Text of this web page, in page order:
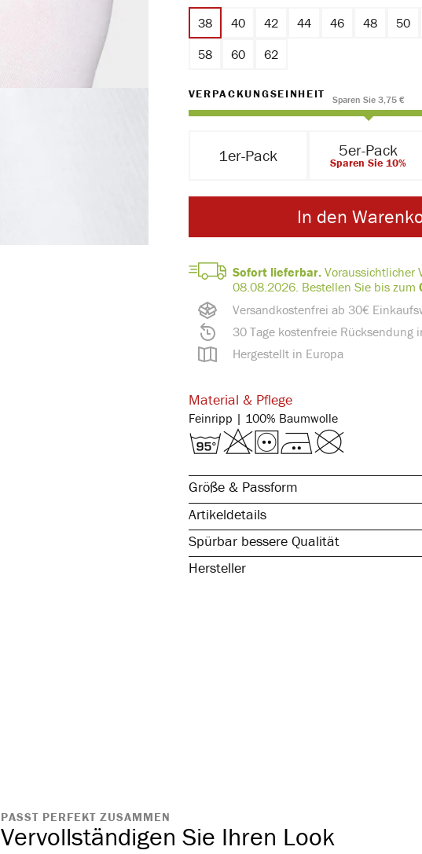
Versandkostenfrei ab 30€
30 Tage kostenfreie Rücksendung
Hergestellt in Europa
Sofort lieferbar.Voraussichtlicher
08.08.2026. Bestellen Sie bis zum
38 40 42 44 46 48 50
58
60 62
VERPACKUNGSEINHEIT Sparen Sie 3,75 €
1er-Pack 5er-Pack
Sparen Sie 10%
In den
Material & Pflege
Feinripp | 100% Baumwolle
Größe & Passform
Artikeldetails
Spürbar bessere Qualität
Hersteller
PASST PERFEKT ZUSAMMEN
Vervollständigen Sie Ihren Look